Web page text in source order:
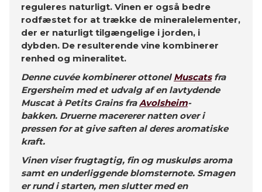
reguleres naturligt. Vinen er også bedre
rodfæstet for at trække de mineralelementer,
der er naturligt tilgængelige i jorden, i
dybden. De resulterende vine kombinerer
renhed og mineralitet.
Denne cuvée kombinerer ottonel Muscatsfra
Ergersheim med et udvalg af en lavtydende
Muscat à Petits Grains fraAvolsheim-
bakken. Druerne macererer natten over i
pressen for at give saften al deres aromatiske
kraft.
Vinen viser frugtagtig, fin og muskuløs aroma
samt en underliggende blomsternote. Smagen
er rund i starten, men slutter med en